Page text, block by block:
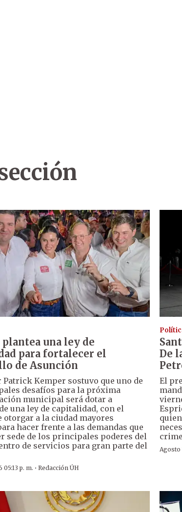
una ley de
para fortalecer el
de Asunción
Patrick Kemper sostuvo que uno de
desafíos para la próxima
municipal será dotar a
una ley de capitalidad, con el
otorgar a la ciudad mayores
hacer frente a las demandas que
sede de los principales poderes del
de servicios para gran parte del
05:13 p. m. ·Redacción ÚH
De
El
Agosto